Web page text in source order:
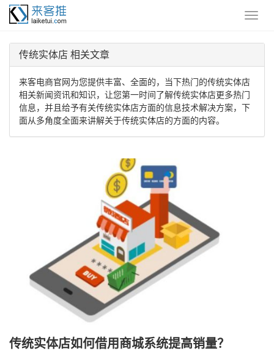
传统实体店 相关文章
来客电商官网为您提供丰富、全面的，当下热门的传统实体店
相关新闻资讯和知识，让您第一时间了解传统实体店更多热门
信息，并且给予有关传统实体店方面的信息技术解决方案，下
面从多角度全面来讲解关于传统实体店的方面的内容。
传统实体店如何借用商城系统提高销量？